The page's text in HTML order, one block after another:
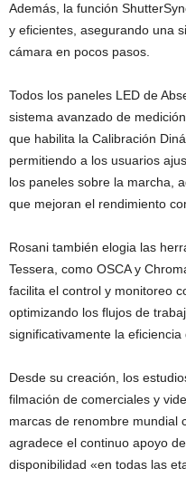
Además, la función
y eficientes, asegurando una
cámara en pocos pasos.
Todos los paneles LED de
sistema avanzado de
que habilita la Calibración
permitiendo a los usuarios
los paneles sobre la marcha,
que mejoran el rendimiento
Rosani también elogia las
Tessera, como OSCA y
facilita el control y monitoreo
optimizando los flujos de
significativamente la eficiencia
Desde su creación, los
filmación de comerciales y
marcas de renombre mundial
agradece el continuo apoyo
disponibilidad «en todas las